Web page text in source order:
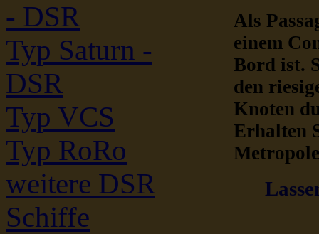
- DSR
Typ Saturn -
DSR
Typ VCS
Typ RoRo
weitere DSR
Schiffe
Als
einem
Bord ist.
den
Knoten
Erhalten